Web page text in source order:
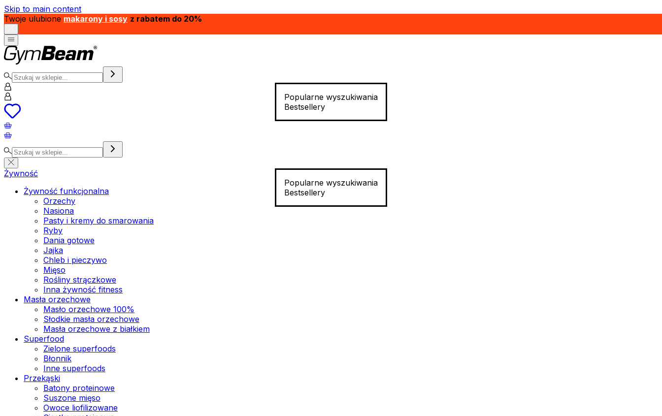
Skip to main content
Twoje ulubione makarony i sosy z rabatem do 20%
Popularne wyszukiwania
Bestsellery
Popularne wyszukiwania
Bestsellery
Żywność
Żywność funkcjonalna
Orzechy
Nasiona
Pasty i kremy do smarowania
Ryby
Dania gotowe
Jajka
Chleb i pieczywo
Mięso
Rośliny strączkowe
Inna żywność fitness
Masła orzechowe
Masło orzechowe 100%
Słodkie masła orzechowe
Masła orzechowe z białkiem
Superfood
Zielone superfoods
Błonnik
Inne superfoods
Przekąski
Batony proteinowe
Suszone mięso
Owoce liofilizowane